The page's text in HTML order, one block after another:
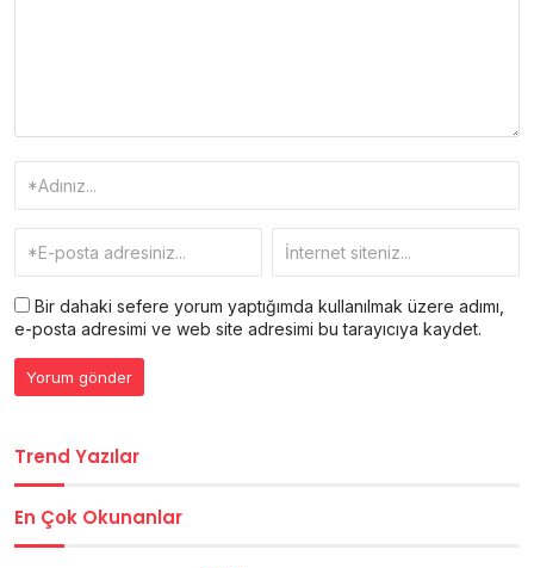
Bir dahaki sefere yorum yaptığımda kullanılmak üzere adımı,
e-posta adresimi ve web site adresimi bu tarayıcıya kaydet.
Trend Yazılar
En Çok Okunanlar